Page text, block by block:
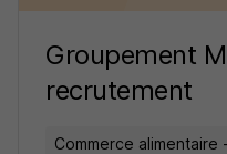
Groupement
recrutement
Commerce